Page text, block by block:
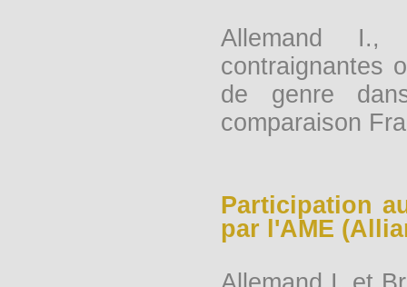
Allemand
contraignantes
de genre
comparaison
Participation
par l'AME